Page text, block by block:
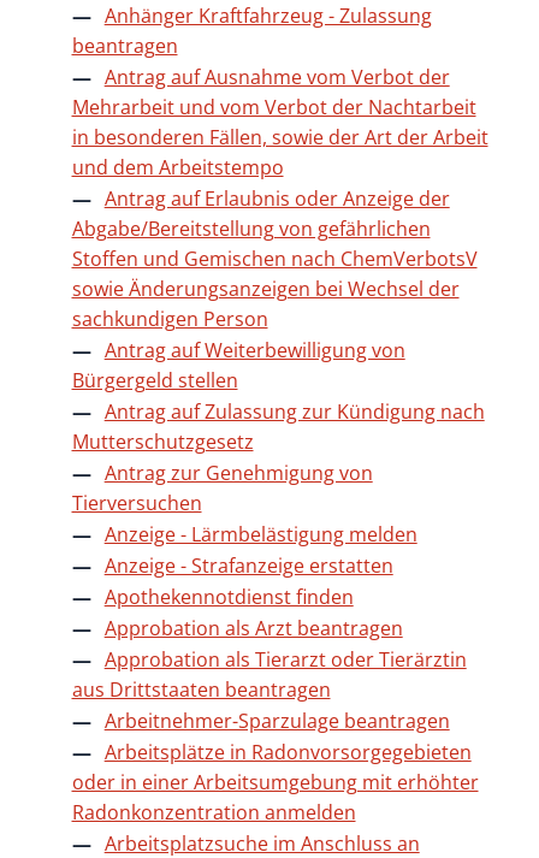
Anhänger Kraftfahrzeug - Zulassung
beantragen
Antrag auf Ausnahme vom Verbot der
Mehrarbeit und vom Verbot der Nachtarbeit
in besonderen Fällen, sowie der Art der Arbeit
und dem Arbeitstempo
Antrag auf Erlaubnis oder Anzeige der
Abgabe/Bereitstellung von gefährlichen
Stoffen und Gemischen nach ChemVerbotsV
sowie Änderungsanzeigen bei Wechsel der
sachkundigen Person
Antrag auf Weiterbewilligung von
Bürgergeld stellen
Antrag auf Zulassung zur Kündigung nach
Mutterschutzgesetz
Antrag zur Genehmigung von
Tierversuchen
Anzeige - Lärmbelästigung melden
Anzeige - Strafanzeige erstatten
Apothekennotdienst finden
Approbation als Arzt beantragen
Approbation als Tierarzt oder Tierärztin
aus Drittstaaten beantragen
Arbeitnehmer-Sparzulage beantragen
Arbeitsplätze in Radonvorsorgegebieten
oder in einer Arbeitsumgebung mit erhöhter
Radonkonzentration anmelden
Arbeitsplatzsuche im Anschluss an